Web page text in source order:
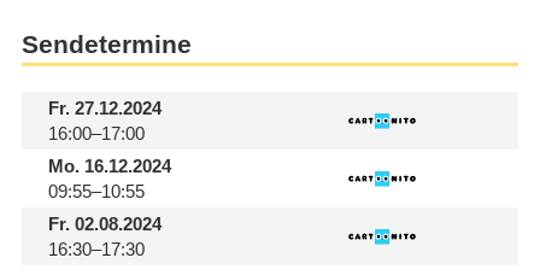
Sendetermine
Fr.27.12.2024
16:00–17:00
Mo.16.12.2024
09:55–10:55
Fr.02.08.2024
16:30–17:30